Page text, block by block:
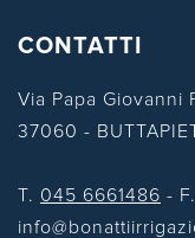
CONTATTI
Via Papa Giovanni
37060 -
T. 045 6661486 -